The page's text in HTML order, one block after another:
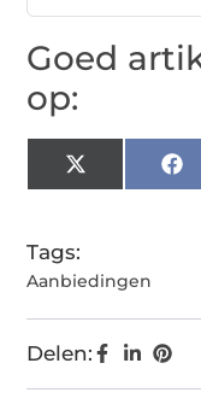
Goed
op:
X
(Twitter)
Tags:
Aanbiedingen
Delen: